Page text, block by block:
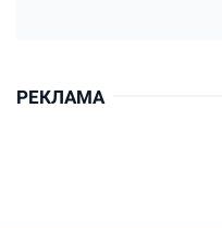
РЕКЛАМА